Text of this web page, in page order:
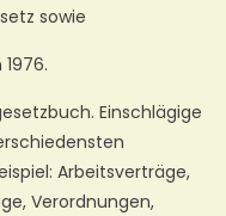
sowie
Einschlägige
Arbeitsverträge,
Verordnungen,